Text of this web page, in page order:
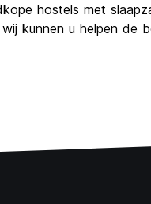
hostels met
kunnen u helpen de